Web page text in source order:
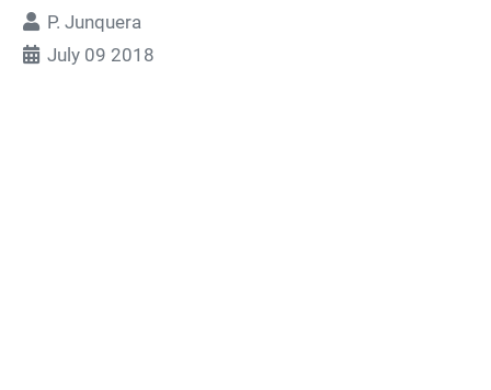
P. Junquera
July 09 2018